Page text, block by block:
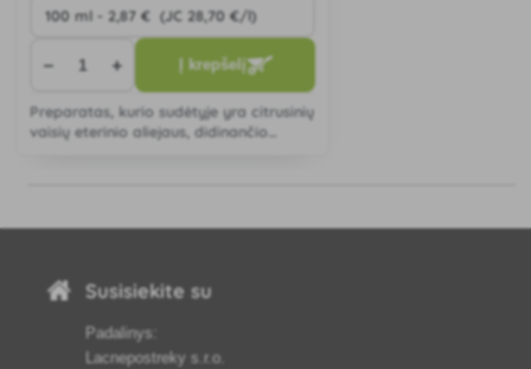
− + Į krepšelį
Preparatas, kurio sudėtyje yra citrusinių
vaisių eterinio aliejaus, didinančio
Susisiekite su
Padalinys:
Lacnepostreky s.r.o.